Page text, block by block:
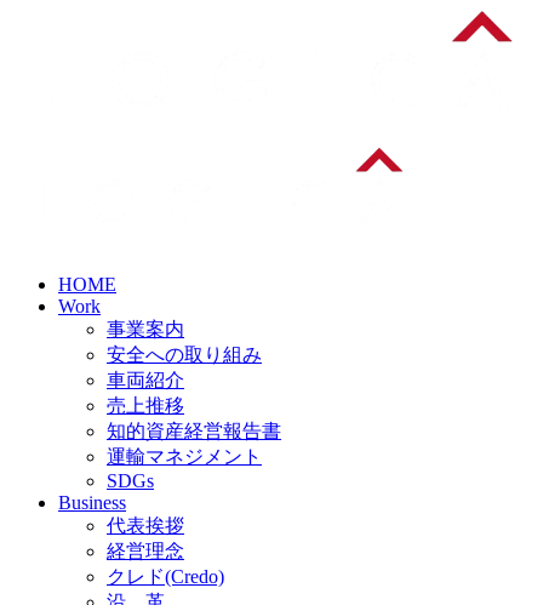
HOME
Work
事業案内
安全への取り組み
車両紹介
売上推移
知的資産経営報告書
運輸マネジメント
SDGs
Business
代表挨拶
経営理念
クレド(Credo)